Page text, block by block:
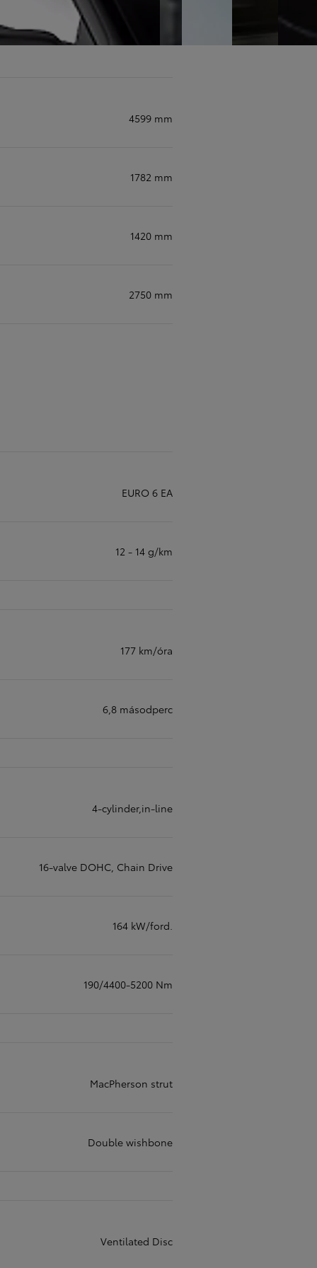
4599 mm
1782 mm
1420 mm
2750 mm
EURO 6 EA
12 - 14 g/km
177 km/óra
6,8 másodperc
4-cylinder,in-line
16-valve DOHC, Chain Drive
164 kW/ford.
190/4400-5200 Nm
MacPherson strut
Double wishbone
Ventilated Disc